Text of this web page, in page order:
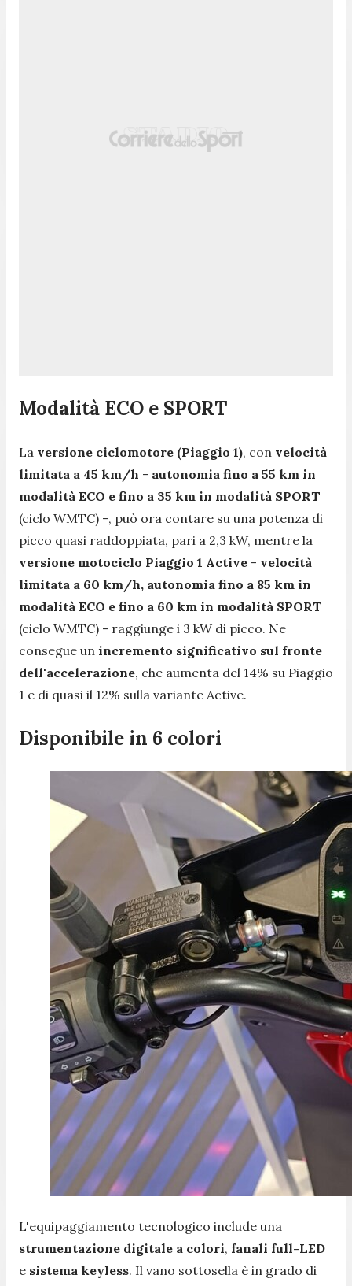
Modalità ECO e SPORT
La versione ciclomotore (Piaggio 1), con velocità
limitata a 45 km/h - autonomia fino a 55 km in
modalità ECO e fino a 35 km in modalità SPORT
(ciclo WMTC) -, può ora contare su una potenza di
picco quasi raddoppiata, pari a 2,3 kW, mentre la
versione motociclo Piaggio 1 Active - velocità
limitata a 60 km/h, autonomia fino a 85 km in
modalità ECO e fino a 60 km in modalità SPORT
(ciclo WMTC) - raggiunge i 3 kW di picco. Ne
consegue un incremento significativo sul fronte
dell'accelerazione, che aumenta del 14% su Piaggio
1 e di quasi il 12% sulla variante Active.
Disponibile in 6 colori
L'equipaggiamento tecnologico include una
strumentazione digitale a colori, fanali full-LED
e sistema keyless. Il vano sottosella è in grado di